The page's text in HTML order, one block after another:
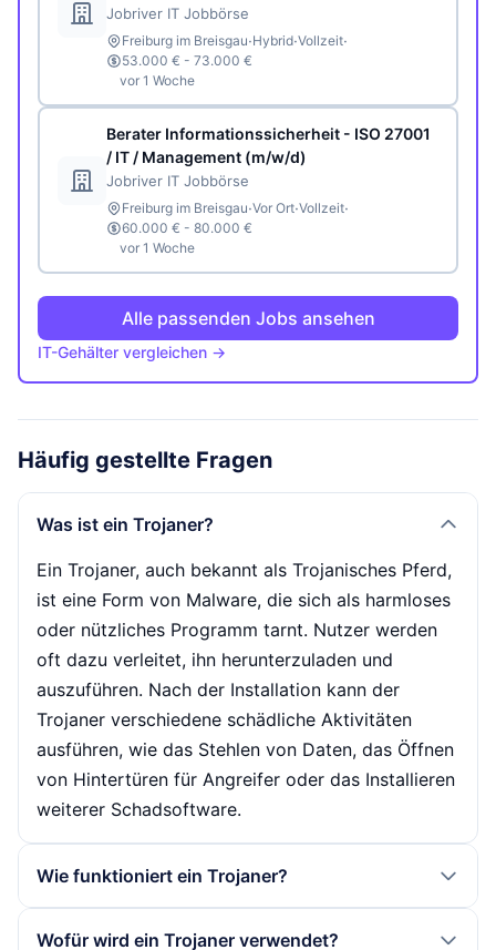
Jobriver IT Jobbörse
Freiburg im Breisgau·Hybrid·Vollzeit·
53.000 € - 73.000 €
vor 1 Woche
Berater Informationssicherheit - ISO 27001
/ IT / Management (m/w/d)
Jobriver IT Jobbörse
Freiburg im Breisgau·Vor Ort·Vollzeit·
60.000 € - 80.000 €
vor 1 Woche
Alle passenden Jobs ansehen
IT-Gehälter vergleichen →
Häufig gestellte Fragen
Was ist ein Trojaner?
Ein Trojaner, auch bekannt als Trojanisches Pferd,
ist eine Form von Malware, die sich als harmloses
oder nützliches Programm tarnt. Nutzer werden
oft dazu verleitet, ihn herunterzuladen und
auszuführen. Nach der Installation kann der
Trojaner verschiedene schädliche Aktivitäten
ausführen, wie das Stehlen von Daten, das Öffnen
von Hintertüren für Angreifer oder das Installieren
weiterer Schadsoftware.
Wie funktioniert ein Trojaner?
Wofür wird ein Trojaner verwendet?